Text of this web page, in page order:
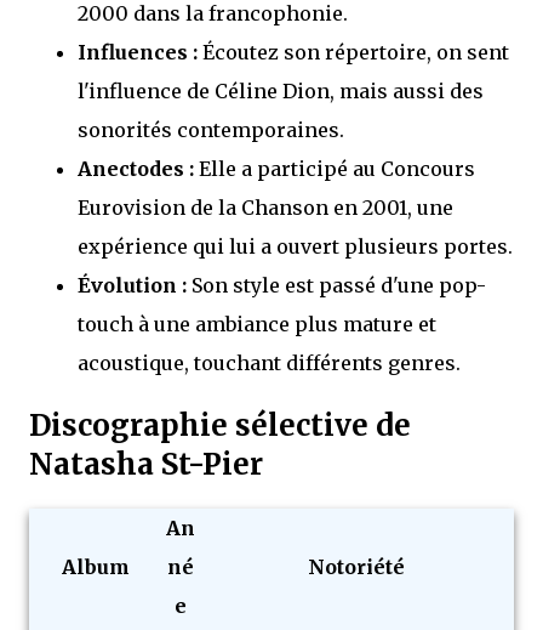
2000 dans la francophonie.
Influences : Écoutez son répertoire, on sent
l'influence de Céline Dion, mais aussi des
sonorités contemporaines.
Anectodes : Elle a participé au Concours
Eurovision de la Chanson en 2001, une
expérience qui lui a ouvert plusieurs portes.
Évolution : Son style est passé d'une pop-
touch à une ambiance plus mature et
acoustique, touchant différents genres.
Discographie sélective de
Natasha St-Pier
Album
An
né
e
Notoriété